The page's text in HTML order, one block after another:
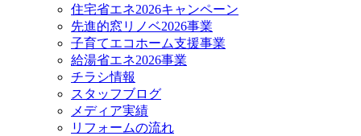
住宅省エネ2026キャンペーン
先進的窓リノベ2026事業
子育てエコホーム支援事業
給湯省エネ2026事業
チラシ情報
スタッフブログ
メディア実績
リフォームの流れ